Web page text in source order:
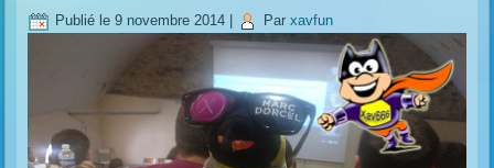
Publié le 9 novembre 2014 Par xavfun